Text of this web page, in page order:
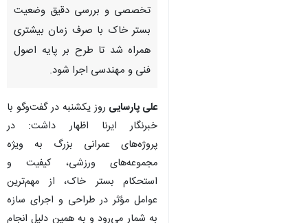
تخصصی و بررسی دقیق وضعیت
بستر خاک با صرف زمان بیشتری
همراه شد تا طرح بر پایه اصول
فنی و مهندسی اجرا شود.
علی پارسایی روز یکشنبه در گفت‌وگو با
خبرنگار ایرنا اظهار داشت: در
پروژه‌های عمرانی بزرگ به ویژه
مجموعه‌های ورزشی، کیفیت و
استحکام بستر خاک، از مهم‌ترین
عوامل مؤثر در طراحی و اجرای سازه
به شمار می‌رود و به همین دلیل انجام